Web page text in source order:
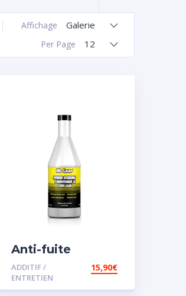
Affichage Galerie
Per Page 12
Anti-fuite
concentré pour
direction
assistée
ADDITIF /
ENTRETIEN
15,90€